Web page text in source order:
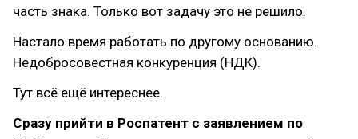
часть знака. Только вот задачу это не решило.
Настало время работать по другому основанию.
Недобросовестная конкуренция (НДК).
Тут всё ещё интереснее.
Сразу прийти в Роспатент с заявлением по